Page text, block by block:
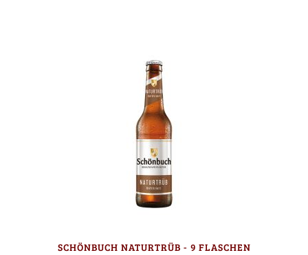
SCHÖNBUCH NATURTRÜB - 9 FLASCHEN